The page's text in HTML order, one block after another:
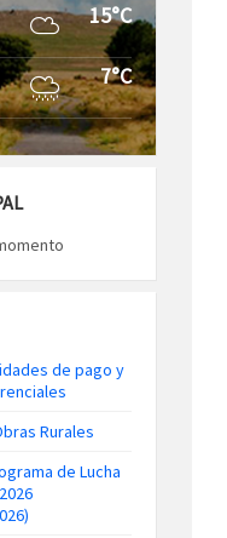
15°C
7°C
de pago y
Rurales
de Lucha